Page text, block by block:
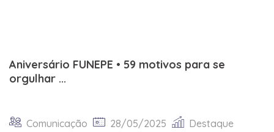
Aniversário FUNEPE • 59 motivos para se
orgulhar ...
Comunicação 28/05/2025 Destaque